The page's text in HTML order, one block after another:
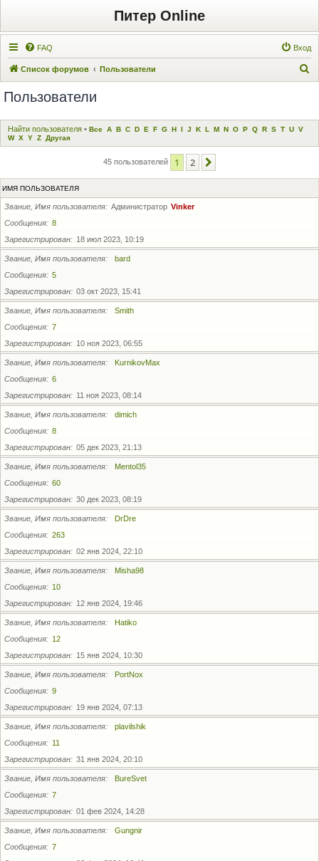
Питер Online
FAQ Вход
Список форумов Пользователи
с
Пользователи
Найти пользователя • Все A B C D E F G H I J K L M N O P Q R S T U V
W X Y Z Другая
45 пользователей 1 2
ИМЯ ПОЛЬЗОВАТЕЛЯ
Звание, Имя пользователя Администратор Vinker
Сообщения
8
Зарегистрирован
18 июл 2023, 10:19
Звание, Имя пользователя
bard
Сообщения
5
Зарегистрирован
03 окт 2023, 15:41
Звание, Имя пользователя
Smith
Сообщения
7
Зарегистрирован
10 ноя 2023, 06:55
Звание, Имя пользователя
KurnikovMax
Сообщения
6
Зарегистрирован
11 ноя 2023, 08:14
Звание, Имя пользователя
dimich
Сообщения
8
Зарегистрирован
05 дек 2023, 21:13
Звание, Имя пользователя
Mentol35
Сообщения
60
Зарегистрирован
30 дек 2023, 08:19
Звание, Имя пользователя
DrDre
Сообщения
263
Зарегистрирован
02 янв 2024, 22:10
Звание, Имя пользователя
Misha98
Сообщения
10
Зарегистрирован
12 янв 2024, 19:46
Звание, Имя пользователя
Hatiko
Сообщения
12
Зарегистрирован
15 янв 2024, 10:30
Звание, Имя пользователя
PortNox
Сообщения
9
Зарегистрирован
19 янв 2024, 07:13
Звание, Имя пользователя
plavilshik
Сообщения
11
Зарегистрирован
31 янв 2024, 20:10
Звание, Имя пользователя
BureSvet
Сообщения
7
Зарегистрирован
01 фев 2024, 14:28
Звание, Имя пользователя
Gungnir
Сообщения
7